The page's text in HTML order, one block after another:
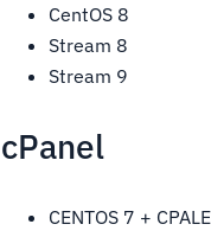
CentOS 8
Stream 8
Stream 9
cPanel
CENTOS 7 +